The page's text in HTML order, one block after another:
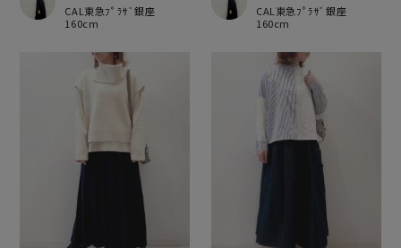
CAL東急ﾌﾟﾗｻﾞ銀座
160cm
CAL東急ﾌﾟﾗｻﾞ銀座
160cm